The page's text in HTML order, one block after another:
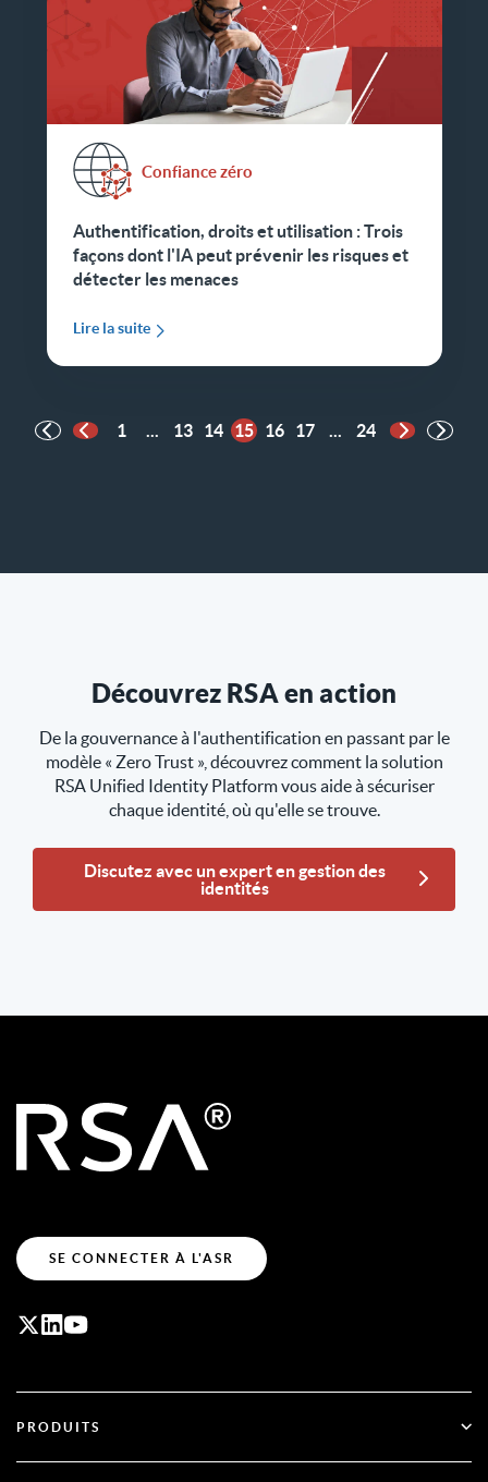
Confiance zéro
Authentification, droits et utilisation : Trois
façons dont l'IA peut prévenir les risques et
détecter les menaces
Lire la suite
Page précédente
1 ... 13 14 15 16 17 ... 24
Page
Découvrez RSA en action
De la gouvernance à l'authentification en passant par le
modèle « Zero Trust », découvrez comment la solution
RSA Unified Identity Platform vous aide à sécuriser
chaque identité, où qu'elle se trouve.
Discutez avec un expert en gestion des
identités
SE CONNECTER À L'ASR
PRODUITS